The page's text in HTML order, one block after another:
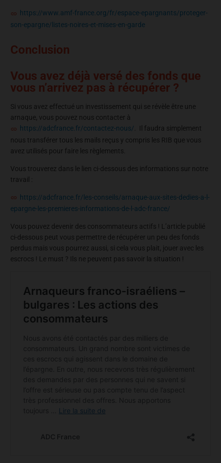
https://www.amf-france.org/fr/espace-epargnants/proteger-
son-epargne/listes-noires-et-mises-en-garde
Conclusion
Vous avez déjà versé des fonds que
vous n’arrivez pas à récupérer ?
Si vous avez effectué un investissement qui se révèle être une
arnaque, vous pouvez nous contacter à
https://adcfrance.fr/contactez-nous/. Il faudra simplement
nous transférer tous les mails reçus y compris les RIB que vous
avez utilisés pour faire les règlements.
Vous trouverez dans le lien ci-dessous des informations sur notre
travail :
https://adcfrance.fr/les-conseils/arnaque-aux-sites-dedies-a-l-
epargne-les-premieres-informations-de-l-adc-france/
Vous pouvez devenir des consommateurs actifs ! L’article publié
ci-dessous peut vous permettre de récupérer un peu des fonds
perdus mais vous pourrez aussi, si cela vous plait, jouer avec les
escrocs ! Le must ? Ils ne peuvent pas savoir la situation !